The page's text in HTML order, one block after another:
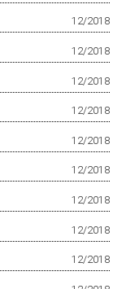
12/2018
12/2018
12/2018
12/2018
12/2018
12/2018
12/2018
12/2018
12/2018